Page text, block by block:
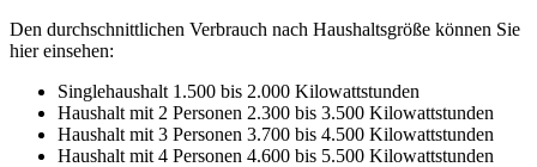
Den durchschnittlichen Verbrauch nach Haushaltsgröße können Sie
hier einsehen:
Singlehaushalt 1.500 bis 2.000 Kilowattstunden
Haushalt mit 2 Personen 2.300 bis 3.500 Kilowattstunden
Haushalt mit 3 Personen 3.700 bis 4.500 Kilowattstunden
Haushalt mit 4 Personen 4.600 bis 5.500 Kilowattstunden